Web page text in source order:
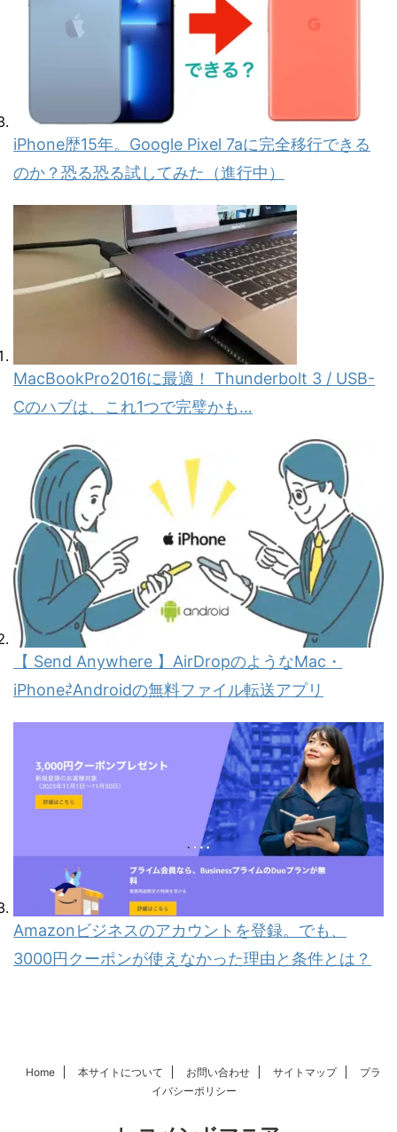
iPhone歴15年。Google Pixel 7aに完全移行できる
のか？恐る恐る試してみた（進行中）
MacBookPro2016に最適！ Thunderbolt 3 / USB-
Cのハブは、これ1つで完璧かも…
【 Send Anywhere 】AirDropのようなMac・
iPhone⇄Androidの無料ファイル転送アプリ
Amazonビジネスのアカウントを登録。でも、
3000円クーポンが使えなかった理由と条件とは？
Home 本サイトについて お問い合わせ サイトマップ
プラ
イバシーポリシー